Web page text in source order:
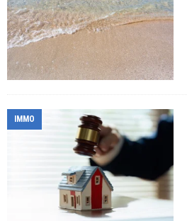
IMMO